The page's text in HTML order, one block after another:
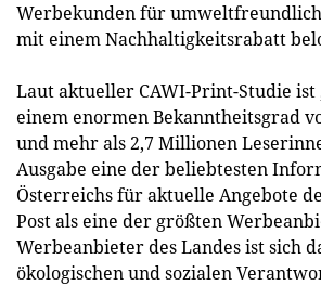
Werbekunden für
mit einem Nachhaltigkeitsrabatt
Laut aktueller CAWI-Print-Studie ist
einem enormen Bekanntheitsgrad
und mehr als 2,7 Millionen
Ausgabe eine der beliebtesten
Österreichs für aktuelle Angebote
Post als eine der größten
Werbeanbieter des Landes ist sich
ökologischen und sozialen